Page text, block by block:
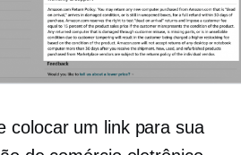
colocar um link para sua